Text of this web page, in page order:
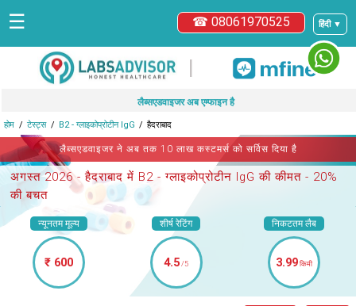
हिंदी ▼
☎ 08061970525
☰
|
लैब्सएडवाइजर अब एम्फाइन है
होम टेस्ट्स B2 - ग्लाइकोप्रोटीन IgG हैदराबाद
लैब्सएडवाइजर ने अब तक 10 लाख कस्टमर्स को सर्विस दिया है
अगस्त 2026 -हैदराबाद में B2 - ग्लाइकोप्रोटीन IgG की कीमत - 20%
की बचत
न्यूनतम मूल्य
₹ 600
शीर्ष रेटिंग
4.5/5
निकटतम लैब
3.99किमी